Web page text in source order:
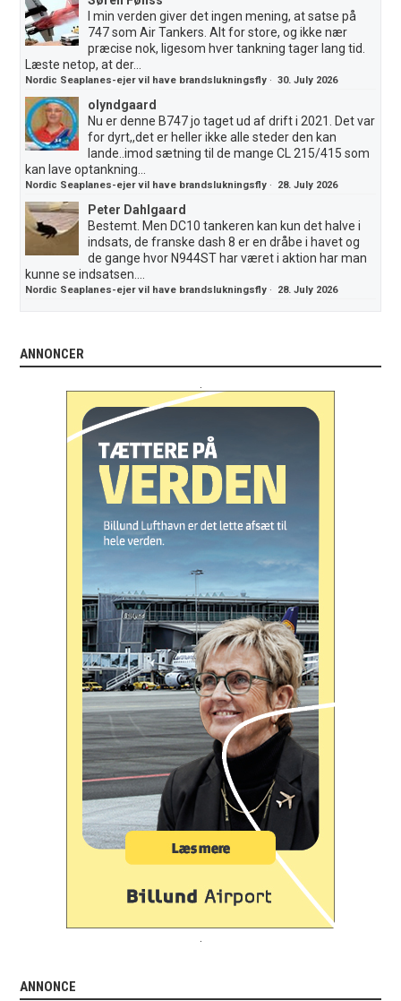
I min verden giver det ingen mening, at satse på
747 som Air Tankers. Alt for store, og ikke nær
præcise nok, ligesom hver tankning tager lang tid.
Læste netop, at der...
Nordic Seaplanes-ejer vil have brandslukningsfly ·30. July 2026
olyndgaard
Nu er denne B747 jo taget ud af drift i 2021. Det var
for dyrt,,det er heller ikke alle steder den kan
lande..imod sætning til de mange CL 215/415 som
kan lave optankning...
Nordic Seaplanes-ejer vil have brandslukningsfly · 28. July 2026
Peter Dahlgaard
Bestemt. Men DC10 tankeren kan kun det halve i
indsats, de franske dash 8 er en dråbe i havet og
de gange hvor N944ST har været i aktion har man
kunne se indsatsen....
Nordic Seaplanes-ejer vil have brandslukningsfly · 28. July 2026
ANNONCER
ANNONCE